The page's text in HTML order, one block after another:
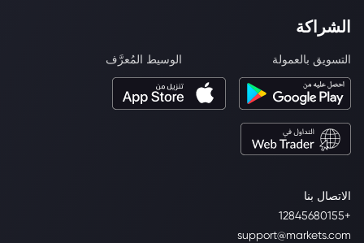
الاتصال بنا
+12845680155
support@markets.com
الشراكة
التسويق بالعمولة الوسيط المُعرَّف